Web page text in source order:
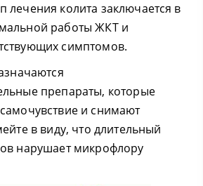
колита заключается в
работы ЖКТ и
симптомов.
препараты, которые
и снимают
в виду, что длительный
нарушает микрофлору